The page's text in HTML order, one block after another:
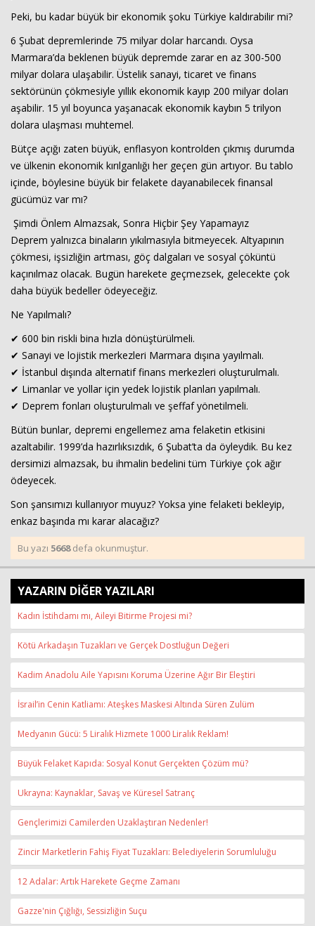
Peki, bu kadar büyük bir ekonomik şoku Türkiye kaldırabilir mi?
6 Şubat depremlerinde 75 milyar dolar harcandı. Oysa
Marmara’da beklenen büyük depremde zarar en az 300-500
milyar dolara ulaşabilir. Üstelik sanayi, ticaret ve finans
sektörünün çökmesiyle yıllık ekonomik kayıp 200 milyar doları
aşabilir. 15 yıl boyunca yaşanacak ekonomik kaybın 5 trilyon
dolara ulaşması muhtemel.
Bütçe açığı zaten büyük, enflasyon kontrolden çıkmış durumda
ve ülkenin ekonomik kırılganlığı her geçen gün artıyor. Bu tablo
içinde, böylesine büyük bir felakete dayanabilecek finansal
gücümüz var mı?
Şimdi Önlem Almazsak, Sonra Hiçbir Şey Yapamayız
Deprem yalnızca binaların yıkılmasıyla bitmeyecek. Altyapının
çökmesi, işsizliğin artması, göç dalgaları ve sosyal çöküntü
kaçınılmaz olacak. Bugün harekete geçmezsek, gelecekte çok
daha büyük bedeller ödeyeceğiz.
Ne Yapılmalı?
✔ 600 bin riskli bina hızla dönüştürülmeli.
✔ Sanayi ve lojistik merkezleri Marmara dışına yayılmalı.
✔ İstanbul dışında alternatif finans merkezleri oluşturulmalı.
✔ Limanlar ve yollar için yedek lojistik planları yapılmalı.
✔ Deprem fonları oluşturulmalı ve şeffaf yönetilmeli.
Bütün bunlar, depremi engellemez ama felaketin etkisini
azaltabilir. 1999’da hazırlıksızdık, 6 Şubat’ta da öyleydik. Bu kez
dersimizi almazsak, bu ihmalin bedelini tüm Türkiye çok ağır
ödeyecek.
Son şansımızı kullanıyor muyuz? Yoksa yine felaketi bekleyip,
enkaz başında mı karar alacağız?
Bu yazı 5668defa okunmuştur.
YAZARIN DİĞER YAZILARI
Kadın İstihdamı mı, Aileyi Bitirme Projesi mi?
Kötü Arkadaşın Tuzakları ve Gerçek Dostluğun Değeri
Kadim Anadolu Aile Yapısını Koruma Üzerine Ağır Bir Eleştiri
İsrail’in Cenin Katliamı: Ateşkes Maskesi Altında Süren Zulüm
Medyanın Gücü: 5 Liralık Hizmete 1000 Liralık Reklam!
Büyük Felaket Kapıda: Sosyal Konut Gerçekten Çözüm mü?
Ukrayna: Kaynaklar, Savaş ve Küresel Satranç
Gençlerimizi Camilerden Uzaklaştıran Nedenler!
Zincir Marketlerin Fahiş Fiyat Tuzakları: Belediyelerin Sorumluluğu
12 Adalar: Artık Harekete Geçme Zamanı
Gazze'nin Çığlığı, Sessizliğin Suçu